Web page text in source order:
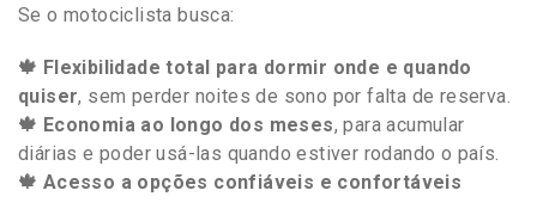
Se o motociclista busca:
🍁 Flexibilidade total para dormir onde e quando
quiser, sem perder noites de sono por falta de reserva.
🍁 Economia ao longo dos meses, para acumular
diárias e poder usá-las quando estiver rodando o país.
🍁 Acesso a opções confiáveis e confortáveis